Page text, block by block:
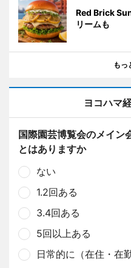
Red Brick
リームも
もっ
ヨコハマ
国際園芸博覧会のメイン
とはありますか
ない
1.2回ある
3.4回ある
5回以上ある
日常的に（在住・在